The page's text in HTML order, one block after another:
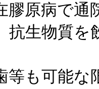
膠原病で通
抗生物質
等も可能な